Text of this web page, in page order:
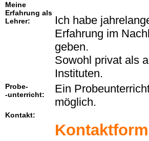
Meine
Erfahrung als
Lehrer:
Ich habe
Erfahrung im
geben.
Sowohl privat als
Instituten.
Probe-
-unterricht:
Ein
möglich.
Kontakt: